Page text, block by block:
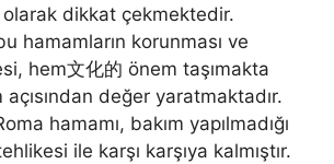
olarak dikkat çekmektedir.
hamamların korunması ve
hem文化的 önem taşımakta
değer yaratmaktadır.
hamamı, bakım yapılmadığı
ile karşı karşıya kalmıştır.